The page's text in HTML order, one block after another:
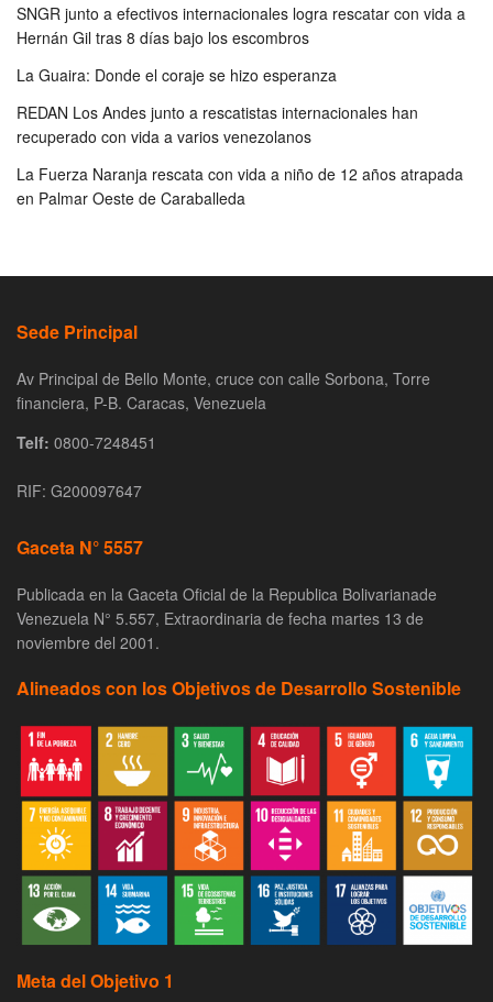
SNGR junto a efectivos internacionales logra rescatar con vida a
Hernán Gil tras 8 días bajo los escombros
La Guaira: Donde el coraje se hizo esperanza
REDAN Los Andes junto a rescatistas internacionales han
recuperado con vida a varios venezolanos
La Fuerza Naranja rescata con vida a niño de 12 años atrapada
en Palmar Oeste de Caraballeda
Sede Principal
Av Principal de Bello Monte, cruce con calle Sorbona, Torre
financiera, P-B. Caracas, Venezuela
Telf: 0800-7248451
RIF: G200097647
Gaceta N° 5557
Publicada en la Gaceta Oficial de la Republica Bolivarianade
Venezuela N° 5.557, Extraordinaria de fecha martes 13 de
noviembre del 2001.
Alineados con los Objetivos de Desarrollo Sostenible
Meta del Objetivo 1